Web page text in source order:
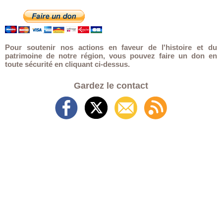
Pour soutenir nos actions en faveur de l'histoire et du
patrimoine de notre région, vous pouvez faire un don en
toute sécurité en cliquant ci-dessus.
Gardez le contact